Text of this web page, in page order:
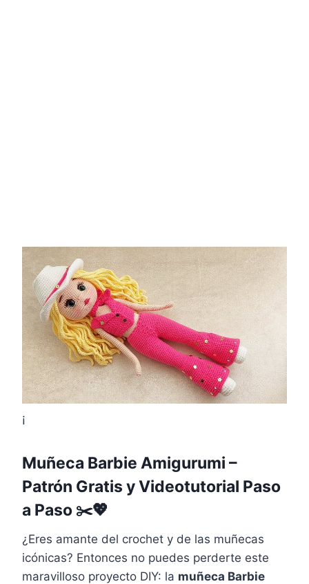
¡
Muñeca Barbie Amigurumi –
Patrón Gratis y Videotutorial Paso
a Paso ✂️💖
¿Eres amante del crochet y de las muñecas
icónicas? Entonces no puedes perderte este
maravilloso proyecto DIY: la muñeca Barbie